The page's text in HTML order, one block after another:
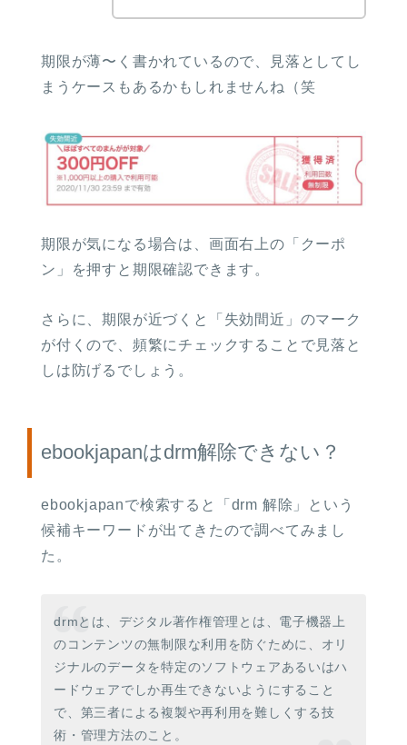
期限が薄〜く書かれているので、見落としてし
まうケースもあるかもしれませんね（笑
期限が気になる場合は、画面右上の「クーポ
ン」を押すと期限確認できます。
さらに、期限が近づくと「失効間近」のマーク
が付くので、頻繁にチェックすることで見落と
しは防げるでしょう。
ebookjapanはdrm解除できない？
ebookjapanで検索すると「drm 解除」という
候補キーワードが出てきたので調べてみまし
た。
drmとは、デジタル著作権管理とは、電子機器上
のコンテンツの無制限な利用を防ぐために、オリ
ジナルのデータを特定のソフトウェアあるいはハ
ードウェアでしか再生できないようにすること
で、第三者による複製や再利用を難しくする技
術・管理方法のこと。